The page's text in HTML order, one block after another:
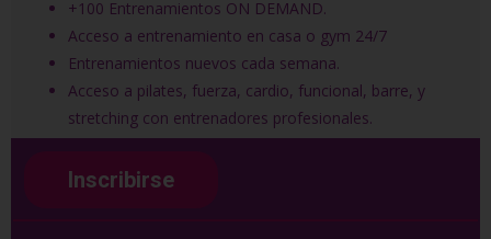
+100 Entrenamientos ON DEMAND.
Acceso a entrenamiento en casa o gym 24/7
Entrenamientos nuevos cada semana.
Acceso a pilates, fuerza, cardio, funcional, barre, y
stretching con entrenadores profesionales.
Inscribirse